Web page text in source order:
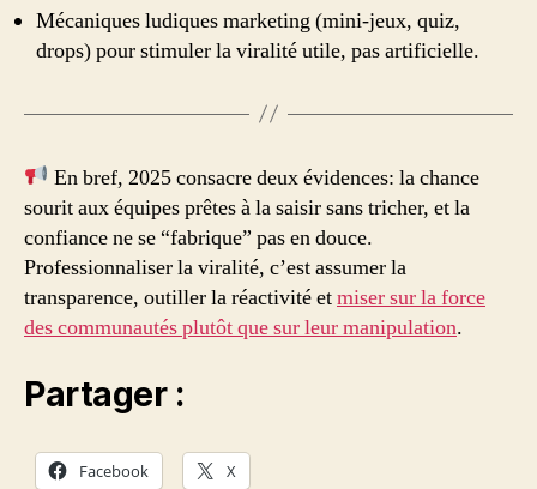
Mécaniques ludiques marketing (mini-jeux, quiz,
drops) pour stimuler la viralité utile, pas artificielle.
En bref, 2025 consacre deux évidences: la chance
sourit aux équipes prêtes à la saisir sans tricher, et la
confiance ne se “fabrique” pas en douce.
Professionnaliser la viralité, c’est assumer la
transparence, outiller la réactivité etmiser sur la force
des communautés plutôt que sur leur manipulation.
Partager :
Facebook X